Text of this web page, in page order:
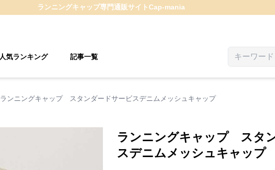
ランニングキャップ専門通販サイトCap-mania
人気ランキング 記事一覧
ランニングキャップ スタンダードサービスデニムメッシュキャップ
ランニングキャップ スタ
スデニムメッシュキャップ